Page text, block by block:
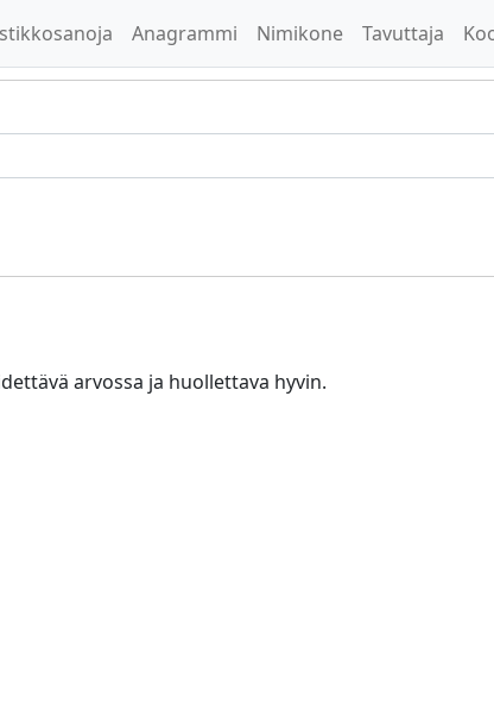
Anagrammi Nimikone Tavuttaja
arvossa ja huollettava hyvin.